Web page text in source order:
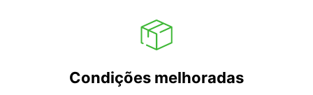
Condições melhoradas